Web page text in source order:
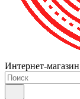
Интернет-магазин